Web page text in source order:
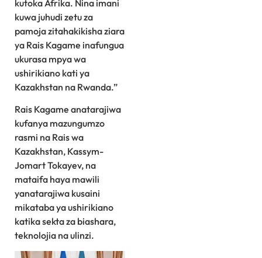
kutoka Afrika. Nina imani
kuwa juhudi zetu za
pamoja zitahakikisha ziara
ya Rais Kagame inafungua
ukurasa mpya wa
ushirikiano kati ya
Kazakhstan na Rwanda.”
Rais Kagame anatarajiwa
kufanya mazungumzo
rasmi na Rais wa
Kazakhstan, Kassym-
Jomart Tokayev, na
mataifa haya mawili
yanatarajiwa kusaini
mikataba ya ushirikiano
katika sekta za biashara,
teknolojia na ulinzi.